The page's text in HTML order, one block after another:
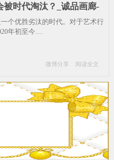
被时代淘汰？_诚品画廊-
--艺术家-艺术品-市场
个优胜劣汰的时代。对于艺术行
年初至今....
微博分享 阅读全文